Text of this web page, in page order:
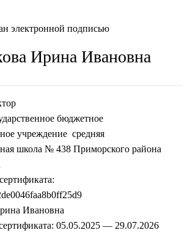
электронной подписью
Ирина Ивановна
бюджетное
учреждение средняя
школа № 438 Приморского района
Ивановна
05.05.2025 — 29.07.2026